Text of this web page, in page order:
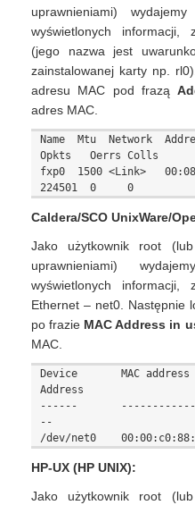
uprawnieniami)
wyświetlonych informacji,
(jego nazwa jest
zainstalowanej karty np.
adresu MAC pod frazą
adres MAC.
Name  Mtu  Network
Opkts   Oerrs Colls
fxp0  1500 <Link>
Caldera/SCO UnixWare/
Jako użytkownik root
uprawnieniami)
wyświetlonych informacji,
Ethernet – net0. Następnie
po frazie MAC Address in
MAC.
Device       MAC
Address
------
--
HP-UX (HP UNIX):
Jako użytkownik root